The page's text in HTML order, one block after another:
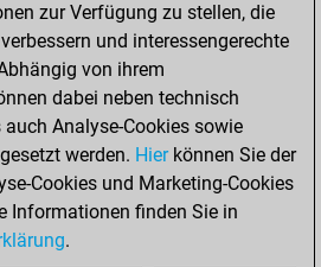
You achieved a
of 17
Fritz
a new Elo
You created
Fritz account
You created
zur Verfügung zu stellen, die
und interessengerechte
von ihrem
dabei neben technisch
Analyse-Cookies sowie
werden. Hierkönnen Sie der
Cookies und Marketing-Cookies
Informationen finden Sie in
.